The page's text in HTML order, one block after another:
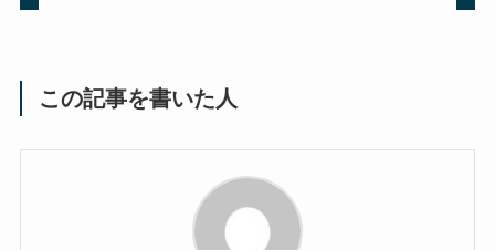
この記事を書いた人